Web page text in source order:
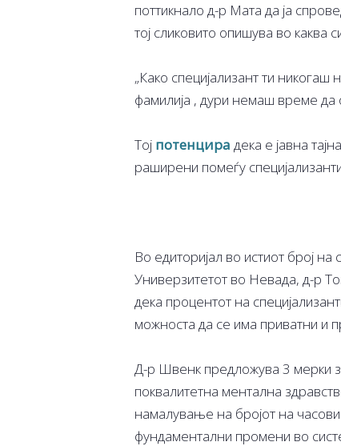
поттикнало д-р Мата да ја
тој сликовито опишува во каква
„Како специјализант ти
фамилиjа , дури немаш време да
Тој потенцира дека е јавна
раширени помеѓу
Во едиторијал во истиот број
Универзитетот во Невада, д-р
дека процентот на
можноста да се има приватни и
Д-р Швенк предложува 3 мерки
поквалитетна ментална
намалување на бројот на
фундаментални промени во